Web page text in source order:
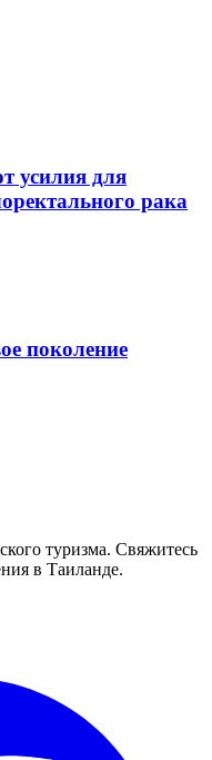
усилия для
рака
поколение
туризма. Свяжитесь
в Таиланде.